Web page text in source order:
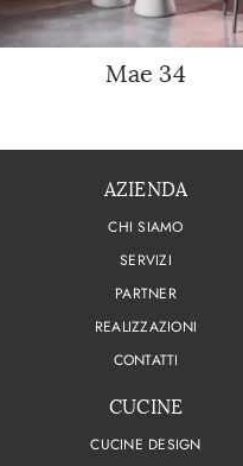
Mae 34
AZIENDA
CHI SIAMO
SERVIZI
PARTNER
REALIZZAZIONI
CONTATTI
CUCINE
CUCINE DESIGN